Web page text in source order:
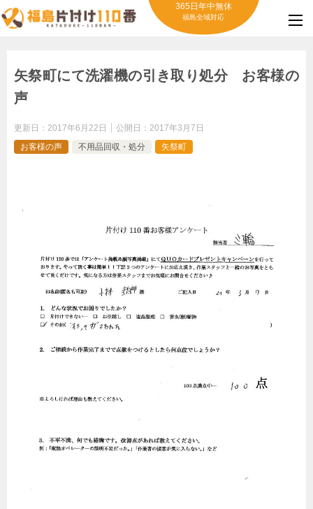
365日年中無休
福島全域対応
矢祭町にて洗濯機の引き取り処分 お客様の
声
更新日： 2017年6月22日 公開日： 2017年3月7日
お客様の声
不用品回収・処分 矢祭町